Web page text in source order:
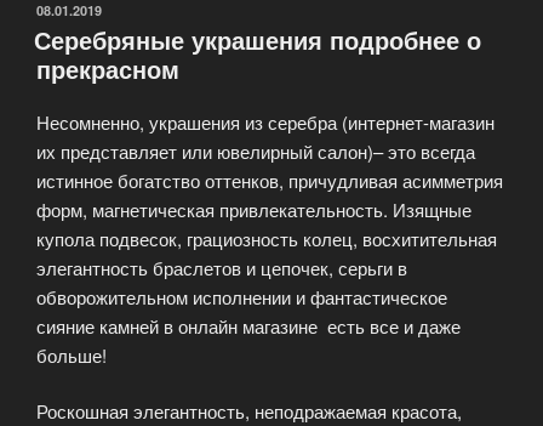
с
буквами
серебра»
ОПУБЛИКОВАНО
08.01.2019
Серебряные украшения подробнее о
прекрасном
Несомненно, украшения из серебра (интернет-магазин
их представляет или ювелирный салон)– это всегда
истинное богатство оттенков, причудливая асимметрия
форм, магнетическая привлекательность. Изящные
купола подвесок, грациозность колец, восхитительная
элегантность браслетов и цепочек, серьги в
обворожительном исполнении и фантастическое
сияние камней в онлайн магазине есть все и даже
больше!
Роскошная элегантность, неподражаемая красота,